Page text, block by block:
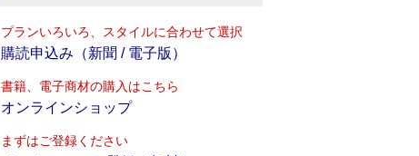
プランいろいろ、スタイルに合わせて選択
購読申込み（新聞 / 電子版）
書籍、電子商材の購入はこちら
オンラインショップ
まずはご登録ください